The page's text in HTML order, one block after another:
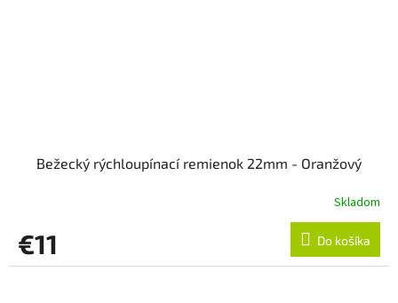
Bežecký rýchloupínací remienok 22mm - Oranžový
Skladom
€11 Do košíka